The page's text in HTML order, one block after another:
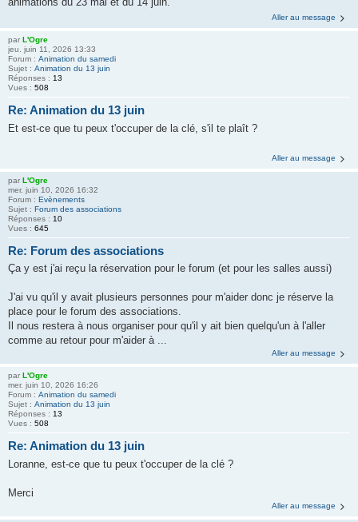
Aller au message
par L'Ogre
jeu. juin 11, 2026 13:33
Forum : Animation du samedi
Sujet : Animation du 13 juin
Réponses : 13
Vues : 508
Re: Animation du 13 juin
Et est-ce que tu peux t'occuper de la clé, s'il te plaît ?
Aller au message
par L'Ogre
mer. juin 10, 2026 16:32
Forum : Evènements
Sujet : Forum des associations
Réponses : 10
Vues : 645
Re: Forum des associations
Ça y est j'ai reçu la réservation pour le forum (et pour les salles aussi)
J'ai vu qu'il y avait plusieurs personnes pour m'aider donc je réserve la
place pour le forum des associations.
Il nous restera à nous organiser pour qu'il y ait bien quelqu'un à l'aller
comme au retour pour m'aider à ...
Aller au message
par L'Ogre
mer. juin 10, 2026 16:26
Forum : Animation du samedi
Sujet : Animation du 13 juin
Réponses : 13
Vues : 508
Re: Animation du 13 juin
Loranne, est-ce que tu peux t'occuper de la clé ?
Merci
Aller au message